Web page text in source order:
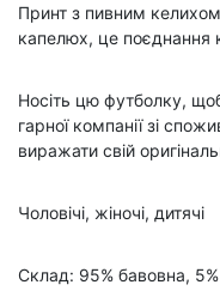
Принт з пивним
капелюх, це поєднання
Носіть цю футболку,
гарної компанії зі
виражати свій
Чоловічі, жіночі, дитячі
Склад: 95% бавовна,